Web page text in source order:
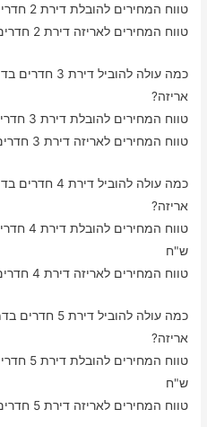
טווח המחירים להובלת דירת 2 חדרים בדמידה – בין 750-1270 ש"ח
טווח המחירים לאריזה דירת 2 חדרים בדמידה – בין 630-910 ש"ח
כמה עולה
אריזה?
טווח המחירים להובלת דירת 3 חדרים בדמידה – בין 1010-2130 ש"ח
טווח המחירים לאריזה דירת 3 חדרים בדמידה – בין 1100-2530 ש"ח
כמה עולה
אריזה?
ש"ח
טווח המחירים לאריזה דירת 4 חדרים בדמידה – בין 1790-1990 ש"ח
כמה עולה
אריזה?
ש"ח
טווח המחירים לאריזה דירת 5 חדרים בדמידה – בין 2080-2960 ש"ח